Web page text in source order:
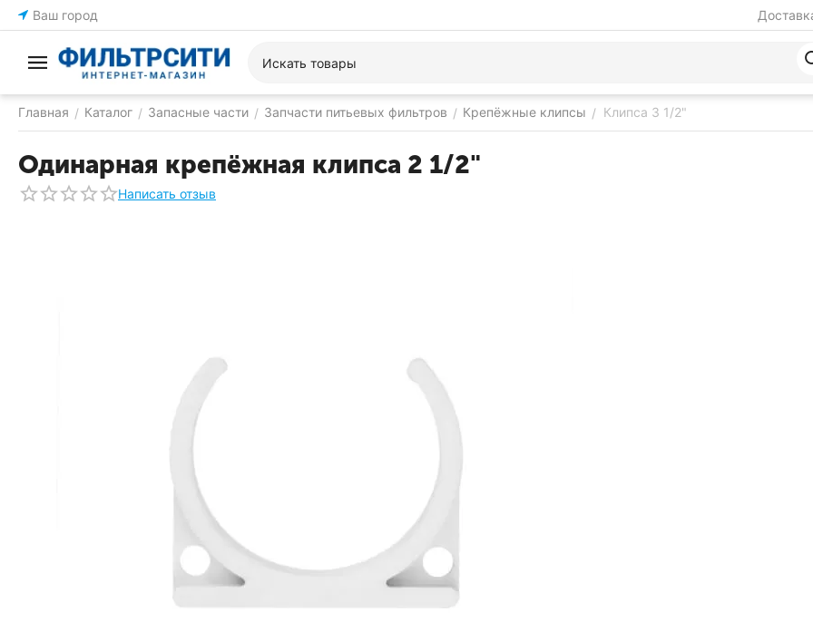
Ваш город
Главная / Каталог / Запасные части / Запчасти питьевых фильтров / Крепёжные клипсы / Клипса 3 1/2"
Одинарная крепёжная клипса 2 1/2"
Написать отзыв